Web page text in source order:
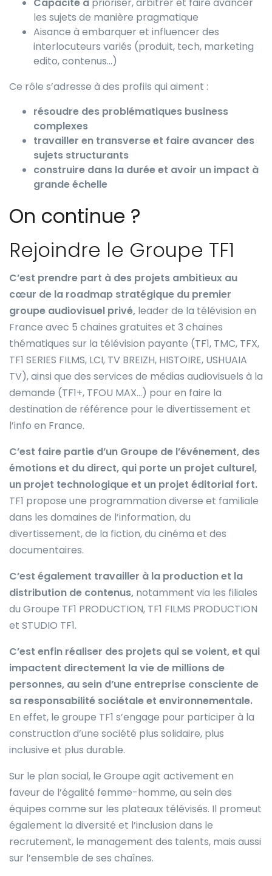
les sujets de manière pragmatique
Aisance à embarquer et influencer des
interlocuteurs variés (produit, tech, marketing
edito, contenus…)
Ce rôle s’adresse à des profils qui aiment :
résoudre des problématiques business
complexes
travailler en transverse et faire avancer des
sujets structurants
construire dans la durée et avoir un impact à
grande échelle
On continue ?
Rejoindre le Groupe TF1
C’est prendre part à des projets ambitieux au
cœur de la roadmap stratégique du premier
groupe audiovisuel privé, leader de la télévision en
France avec 5 chaines gratuites et 3 chaines
thématiques sur la télévision payante (TF1, TMC, TFX,
TF1 SERIES FILMS, LCI, TV BREIZH, HISTOIRE, USHUAIA
TV), ainsi que des services de médias audiovisuels à la
demande (TF1+, TFOU MAX…) pour en faire la
destination de référence pour le divertissement et
l’info en France.
C’est faire partie d’un Groupe de l’événement, des
émotions et du direct, qui porte un projet culturel,
un projet technologique et un projet éditorial fort.
TF1 propose une programmation diverse et familiale
dans les domaines de l’information, du
divertissement, de la fiction, du cinéma et des
documentaires.
C’est également travailler à la production et la
distribution de contenus, notamment via les filiales
du Groupe TF1 PRODUCTION, TF1 FILMS PRODUCTION
et STUDIO TF1.
C’est enfin réaliser des projets qui se voient, et qui
impactent directement la vie de millions de
personnes, au sein d’une entreprise consciente de
sa responsabilité sociétale et environnementale.
En effet, le groupe TF1 s’engage pour participer à la
construction d’une société plus solidaire, plus
inclusive et plus durable.
Sur le plan social, le Groupe agit activement en
faveur de l’égalité femme-homme, au sein des
équipes comme sur les plateaux télévisés. Il promeut
également la diversité et l’inclusion dans le
recrutement, le management des talents, mais aussi
sur l’ensemble de ses chaînes.